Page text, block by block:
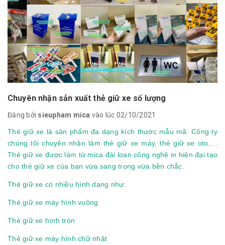
Chuyên nhận sản xuất thẻ giữ xe số lượng
Đăng bởi sieupham mica vào lúc 02/10/2021
Thẻ giữ xe là sản phẩm đa dạng kích thước mẫu mã. Công ty
chúng tôi chuyên nhận làm thẻ giữ xe máy, thẻ giữ xe oto,…
Thẻ giữ xe được làm từ mica đài loan công nghệ in hiện đại tạo
cho thẻ giữ xe của bạn vừa sang trọng vừa bền chắc.
Thẻ giữ xe có nhiều hình dạng như:
Thẻ giữ xe máy hình vuông
Thẻ giữ xe hình tròn
Thẻ giữ xe máy hình chữ nhật